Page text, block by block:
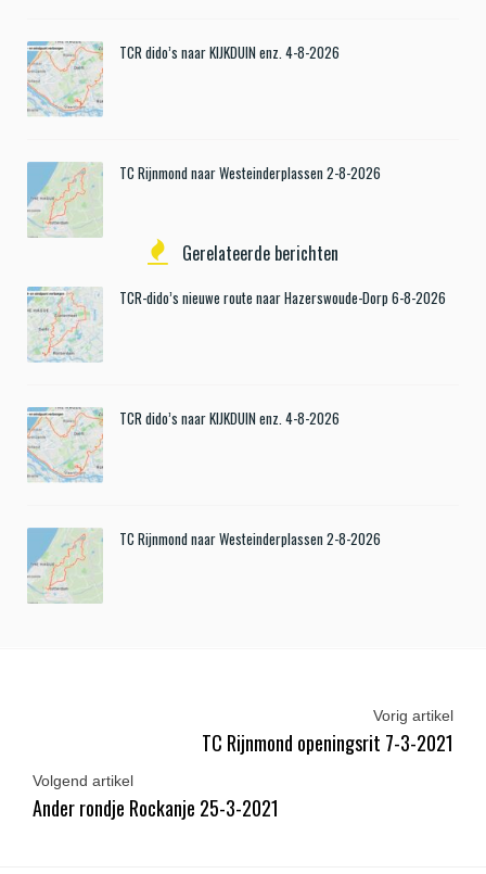
TCR dido’s naar KIJKDUIN enz. 4-8-2026
TC Rijnmond naar Westeinderplassen 2-8-2026
Gerelateerde berichten
TCR-dido’s nieuwe route naar Hazerswoude-Dorp 6-8-2026
TCR dido’s naar KIJKDUIN enz. 4-8-2026
TC Rijnmond naar Westeinderplassen 2-8-2026
Vorig artikel
TC Rijnmond openingsrit 7-3-2021
Volgend artikel
Ander rondje Rockanje 25-3-2021